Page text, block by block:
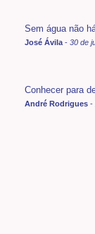
Sem água não
José Ávila - 30 de
Conhecer para
André Rodrigues -